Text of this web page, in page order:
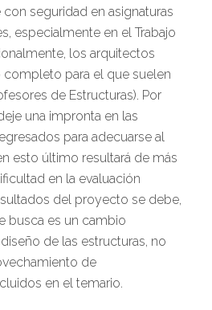
seguridad en asignaturas
especialmente en el Trabajo
los arquitectos
para el que suelen
de Estructuras). Por
una impronta en las
para adecuarse al
esto último resultará de más
en la evaluación
del proyecto se debe,
busca es un cambio
de las estructuras, no
de
en el temario.